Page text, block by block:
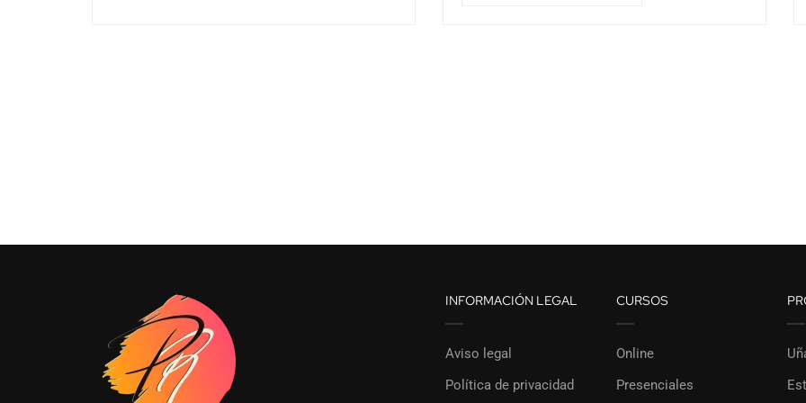
INFORMACIÓN LEGAL
Aviso legal
Política de privacidad
CURSOS
Online
Presenciales